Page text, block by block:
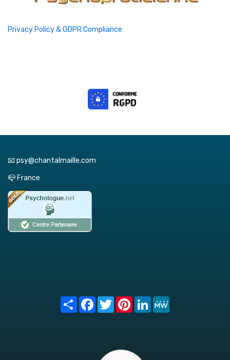
Privacy Policy & GDPR Compliance
📧 psy@chantalmaille.com
📪 France
Share FacebookTwitterPinterest
LinkedIn